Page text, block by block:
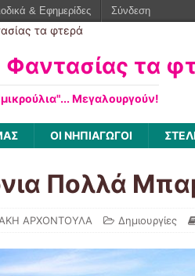
Φαντασίας τα
Μεγαλουργούν!
ΟΙ ΝΗΠΙΑΓΩΓΟΊ
Πολλά
ΑΡΧΟΝΤΟΥΛΑ Δημιουργίες
& Εφημερίδες Σύνδεση